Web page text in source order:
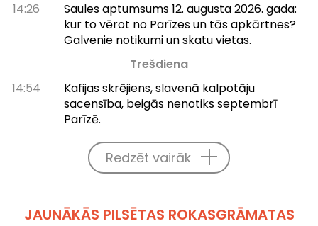
14:26
Saules aptumsums 12. augusta 2026. gada:
kur to vērot no Parīzes un tās apkārtnes?
Galvenie notikumi un skatu vietas.
Trešdiena
14:54
Kafijas skrējiens, slavenā kalpotāju
sacensība, beigās nenotiks septembrī
Parīzē.
Redzēt vairāk
JAUNĀKĀS PILSĒTAS ROKASGRĀMATAS